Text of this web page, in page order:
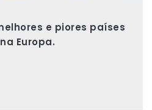
e piores países
Europa.